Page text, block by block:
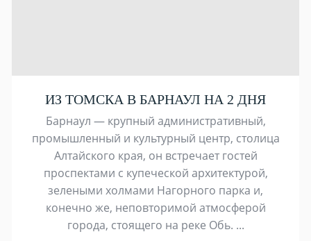
ИЗ ТОМСКА В БАРНАУЛ НА 2 ДНЯ
Барнаул — крупный административный,
промышленный и культурный центр, столица
Алтайского края, он встречает гостей
проспектами с купеческой архитектурой,
зелеными холмами Нагорного парка и,
конечно же, неповторимой атмосферой
города, стоящего на реке Обь. ...